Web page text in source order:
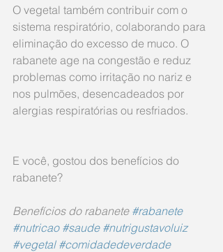
O vegetal também contribuir com o
sistema respiratório, colaborando para
eliminação do excesso de muco. O
rabanete age na congestão e reduz
problemas como irritação no nariz e
nos pulmões, desencadeados por
alergias respiratórias ou resfriados.
E você, gostou dos benefícios do
rabanete?
Benefícios do rabanete #rabanete
#nutricao #saude #nutrigustavoluiz
#vegetal #comidadedeverdade